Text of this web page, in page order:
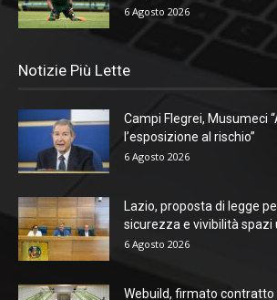
6 Agosto 2026
Notizie Più Lette
Campi Flegrei, Musumeci
l’esposizione al rischio”
6 Agosto 2026
Lazio, proposta di legge
sicurezza e vivibilità spazi
6 Agosto 2026
Webuild, firmato contratto